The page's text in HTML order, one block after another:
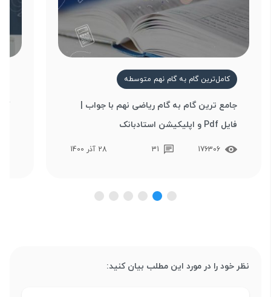
کامل‌ترین گام به گام نهم متوسطه
جامع ترین گام به گام ریاضی نهم با جواب |
فایل Pdf و اپلیکیشن استادبانک
176306
31 28 آذر 1400
نظر خود را در مورد این مطلب بیان کنید: